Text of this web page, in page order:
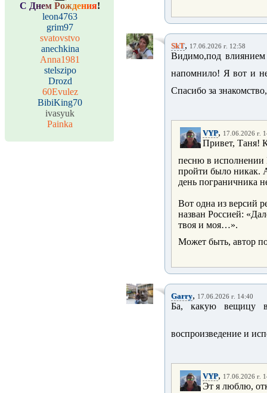
С Днем Рождения!
leon4763
grim97
svatovstvo
anechkina
Anna1981
stelszipo
Drozd
60Evulez
BibiKing70
ivasyuk
Painka
SkT, 17.06.2026 г. 12:58
Видимо,под
напомнило! Я вот и
Спасибо за
VYP, 17.06.2026 г.
Привет, Таня!
песню в
пройти было никак.
день пограничника
Вот одна из версий
назван Россией:
твоя и моя…».
Может быть, автор
Garry, 17.06.2026 г. 14:40
Ба, какую вещицу
воспроизведение и
VYP, 17.06.2026 г.
Эт я люблю,